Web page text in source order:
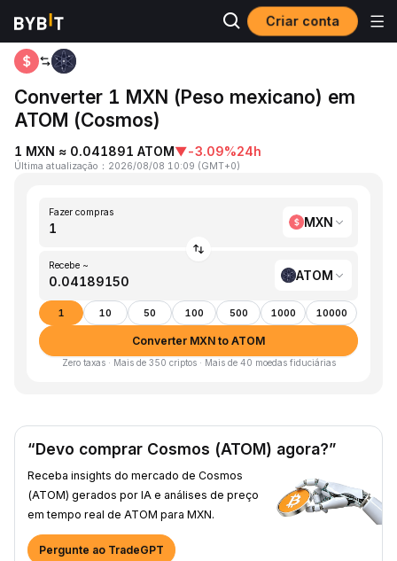
Criar conta
Página inicial
Converter 1 MXN (Peso mexicano) em
ATOM (Cosmos)
1 MXN ≈ 0.041891 ATOM▼-3.09%24h
Última atualização ： 2026/08/08 10:09 (GMT+0)
Fazer compras
MXN
Recebe ~
ATOM
1 10 50 100 500 1000 10000
Converter MXN to ATOM
Zero taxas · Mais de 350 criptos · Mais de 40 moedas fiduciárias
“Devo comprar Cosmos (ATOM) agora?”
Receba insights do mercado de Cosmos
(ATOM) gerados por IA e análises de preço
em tempo real de ATOM para MXN.
Pergunte ao TradeGPT